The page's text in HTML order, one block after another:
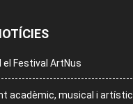
el Festival ArtNus
acadèmic, musical i artístic